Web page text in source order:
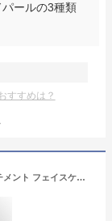
ールの3種類
すすめは？
マイトレックス リバイブ ミニ 専用温熱アタッチメント フェイスケア ハンディ ガン 振動マシン 小型 軽量 筋膜リリース プロ 肩 首 足 肩甲骨 腰 健康 癒し グッズ 実用的 プレゼント ギフト